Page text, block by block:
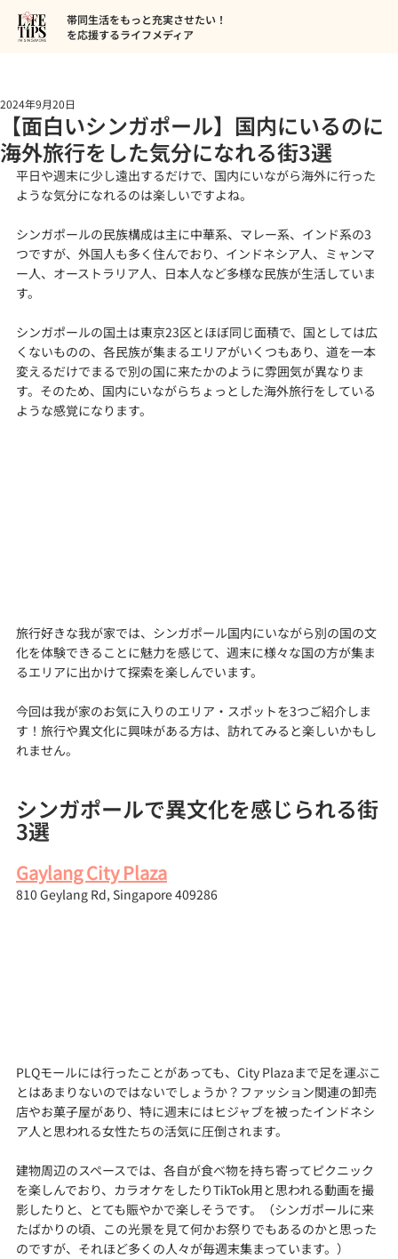
帯同生活をもっと充実させたい！
を応援するライフメディア
【面白いシンガポール】国内にいるのに
海外旅行をした気分になれる街3選
2024年9月20日
平日や週末に少し遠出するだけで、国内にいながら海外に行った
ような気分になれるのは楽しいですよね。
シンガポールの民族構成は主に中華系、マレー系、インド系の3
つですが、外国人も多く住んでおり、インドネシア人、ミャンマ
ー人、オーストラリア人、日本人など多様な民族が生活していま
す。
シンガポールの国土は東京23区とほぼ同じ面積で、国としては広
くないものの、各民族が集まるエリアがいくつもあり、道を一本
変えるだけでまるで別の国に来たかのように雰囲気が異なりま
す。そのため、国内にいながらちょっとした海外旅行をしている
ような感覚になります。
旅行好きな我が家では、シンガポール国内にいながら別の国の文
化を体験できることに魅力を感じて、週末に様々な国の方が集ま
るエリアに出かけて探索を楽しんでいます。
今回は我が家のお気に入りのエリア・スポットを3つご紹介しま
す！旅行や異文化に興味がある方は、訪れてみると楽しいかもし
れません。
シンガポールで異文化を感じられる街
3選
Gaylang City Plaza
810 Geylang Rd, Singapore 409286
PLQモールには行ったことがあっても、City Plazaまで足を運ぶこ
とはあまりないのではないでしょうか？ファッション関連の卸売
店やお菓子屋があり、特に週末にはヒジャブを被ったインドネシ
ア人と思われる女性たちの活気に圧倒されます。
建物周辺のスペースでは、各自が食べ物を持ち寄ってピクニック
を楽しんでおり、カラオケをしたりTikTok用と思われる動画を撮
影したりと、とても賑やかで楽しそうです。（シンガポールに来
たばかりの頃、この光景を見て何かお祭りでもあるのかと思った
のですが、それほど多くの人々が毎週末集まっています。）